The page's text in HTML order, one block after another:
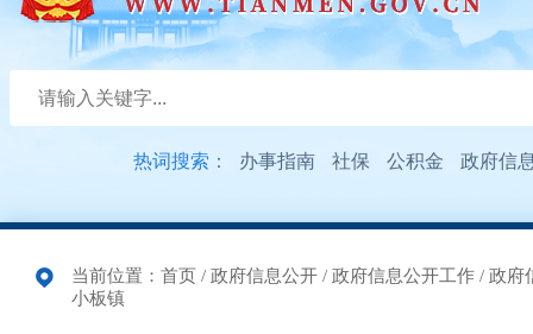
热词搜索： 办事指南 社保 公积金 政府信
当前位置： 首页 / 政府信息公开 / 政府信息公开工作 / 政府
小板镇